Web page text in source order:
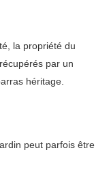
la propriété du
par un
héritage.
peut parfois être